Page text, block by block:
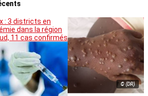
© (DR)
: 3 districts en
dans la région
11 cas confirmés